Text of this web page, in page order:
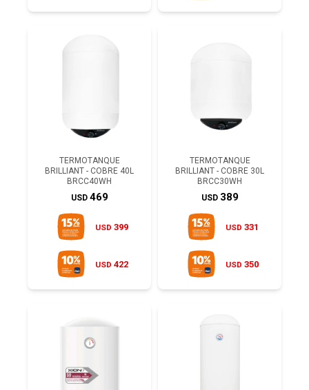
TERMOTANQUE
BRILLIANT - COBRE 40L
BRCC40WH
USD 469
USD 399
USD 422
TERMOTANQUE
BRILLIANT - COBRE 30L
BRCC30WH
USD 389
USD 331
USD 350